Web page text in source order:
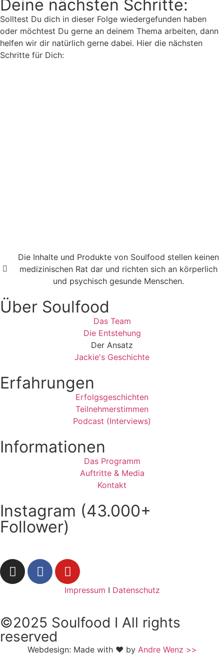
Deine nächsten Schritte:
Solltest Du dich in dieser Folge wiedergefunden haben
oder möchtest Du gerne an deinem Thema arbeiten, dann
helfen wir dir natürlich gerne dabei. Hier die nächsten
Schritte für Dich:
Die Inhalte und Produkte von Soulfood stellen keinen
medizinischen Rat dar und richten sich an körperlich
und psychisch gesunde Menschen.​
Über Soulfood
Das Team
Die Entstehung
Der Ansatz
Jackie's Geschichte
Erfahrungen
Erfolgsgeschichten
Teilnehmerstimmen
Podcast (Interviews)
Informationen
Das Programm
Auftritte & Media
Kontakt
Instagram (43.000+
Follower)
Impressum I Datenschutz
©2025 Soulfood I All rights
reserved
Webdesign: Made with ❤ by Andre Wenz >>